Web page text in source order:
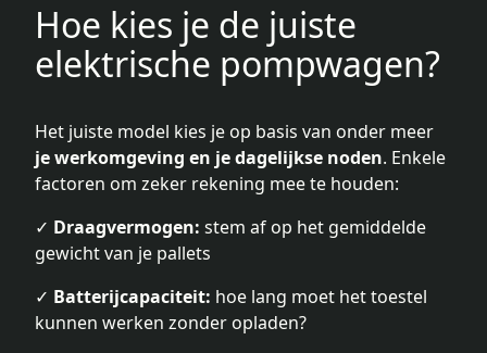
Hoe kies je de juiste
elektrische pompwagen?
Het juiste model kies je op basis van onder meer
je werkomgeving en je dagelijkse noden. Enkele
factoren om zeker rekening mee te houden:
✓ Draagvermogen: stem af op het gemiddelde
gewicht van je pallets
✓ Batterijcapaciteit: hoe lang moet het toestel
kunnen werken zonder opladen?